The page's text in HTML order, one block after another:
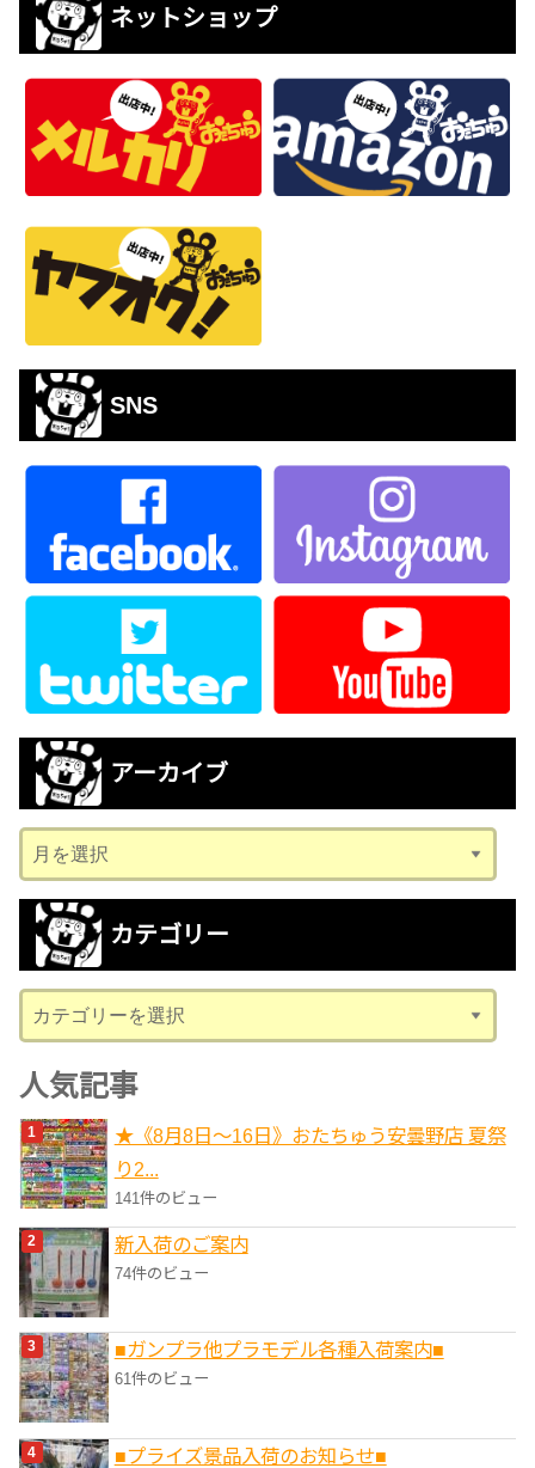
ネットショップ
SNS
アーカイブ
ー
カ
ブ
カテゴリー
テ
ゴ
リ
ー
人気記事
★《8月8日～16日》おたちゅう安曇野店 夏祭
り2...
141件のビュー
新入荷のご案内
74件のビュー
■ガンプラ他プラモデル各種入荷案内■
61件のビュー
■プライズ景品入荷のお知らせ■